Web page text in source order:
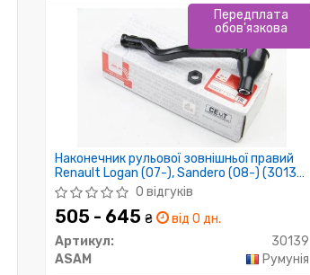
Наконечник рульової зовнішньої правий
Renault Logan (07-), Sandero (08-) (30139)
Asam
0 відгуків
505 - 645 ₴
від 0 дн.
Артикул:
30139
ASAM
Румунія
Передплата
обов'язкова